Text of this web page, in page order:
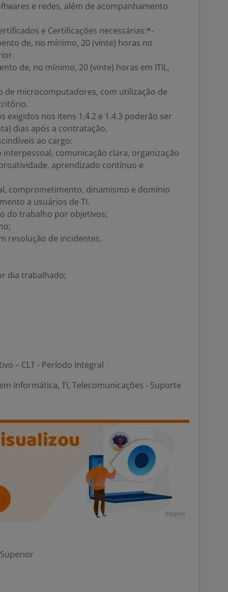
e redes, além de acompanhamento
e Certificações necessárias:*-
de, no mínimo, 20 (vinte) horas no
de, no mínimo, 20 (vinte) horas em ITIL,
de microcomputadores, com utilização de
exigidos nos itens 1.4.2 e 1.4.3 poderão ser
dias após a contratação.
ao cargo:
comunicação clara, organização
aprendizado contínuo e
comprometimento, dinamismo e domínio
a usuários de TI.
do trabalho por objetivos;
resolução de incidentes.
dia trabalhado;
– CLT - Período Integral
Informática, TI, Telecomunicações - Suporte